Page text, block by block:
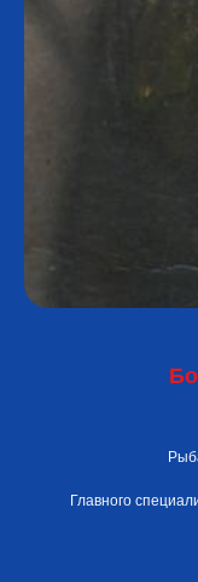
Главного